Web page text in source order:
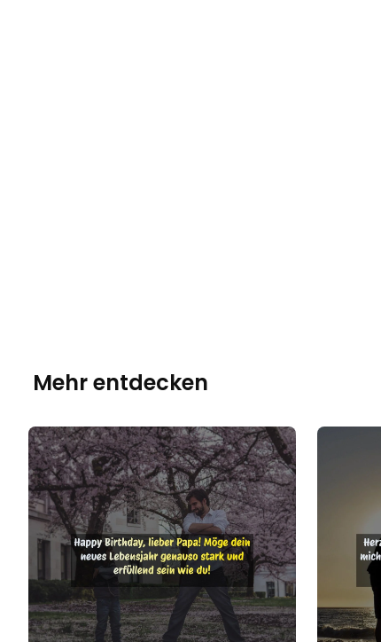
Mehr entdecken